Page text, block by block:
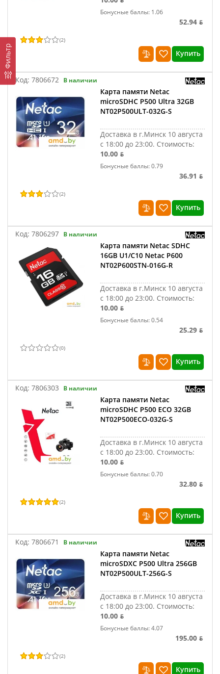
Фильтр
Бонусные баллы: 1.06
52.94 ƃ
(2)
Купить
Код: 7806672 В наличии
Карта памяти Netac
microSDHC P500 Ultra 32GB
NT02P500ULT-032G-S
Доставка в г.Минск 10 августа
с 18:00 до 23:00. Стоимость:
10.00 ƃ
Бонусные баллы: 0.79
36.91 ƃ
(2)
Купить
Код: 7806297 В наличии
Карта памяти Netac SDHC
16GB U1/C10 Netac P600
NT02P600STN-016G-R
Доставка в г.Минск 10 августа
с 18:00 до 23:00. Стоимость:
10.00 ƃ
Бонусные баллы: 0.54
25.29 ƃ
(0)
Купить
Код: 7806303 В наличии
Карта памяти Netac
microSDHC P500 ECO 32GB
NT02P500ECO-032G-S
Доставка в г.Минск 10 августа
с 18:00 до 23:00. Стоимость:
10.00 ƃ
Бонусные баллы: 0.70
32.80 ƃ
(2)
Купить
Код: 7806671 В наличии
Карта памяти Netac
microSDXC P500 Ultra 256GB
NT02P500ULT-256G-S
Доставка в г.Минск 10 августа
с 18:00 до 23:00. Стоимость:
10.00 ƃ
Бонусные баллы: 4.07
195.00 ƃ
(2)
Купить